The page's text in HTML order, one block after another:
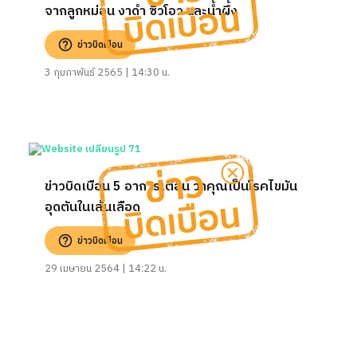
จากลูกหม่อน งาดำ ซิ่วโอว และน้ำผึ้ง
ข่าวบิดเบือน
3 กุมภาพันธ์ 2565 | 14:30 น.
ข่าวบิดเบือน 5 อาการเตือน ว่าคุณเป็นโรคไขมัน
อุดตันในเส้นเลือด
ข่าวบิดเบือน
29 เมษายน 2564 | 14:22 น.